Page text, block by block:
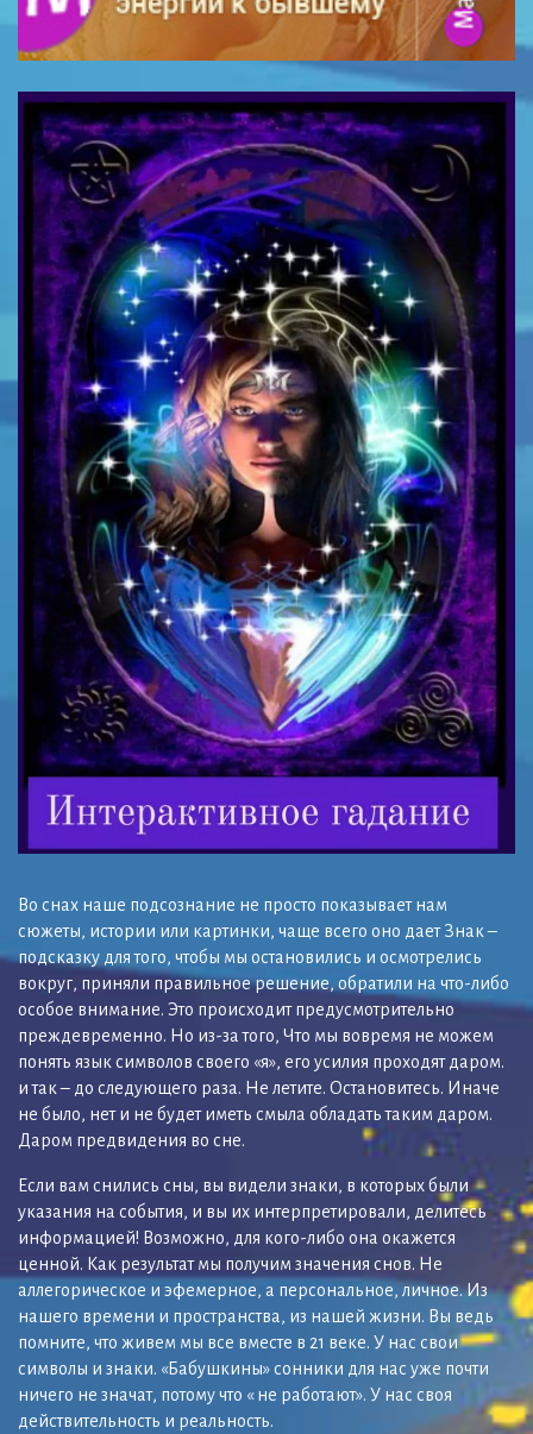
Во снах наше подсознание не просто показывает нам
сюжеты, истории или картинки, чаще всего оно дает Знак –
подсказку для того, чтобы мы остановились и осмотрелись
вокруг, приняли правильное решение, обратили на что-либо
особое внимание. Это происходит предусмотрительно
преждевременно. Но из-за того, Что мы вовремя не можем
понять язык символов своего «я», его усилия проходят даром.
и так – до следующего раза. Не летите. Остановитесь. Иначе
не было, нет и не будет иметь смыла обладать таким даром.
Даром предвидения во сне.
Если вам снились сны, вы видели знаки, в которых были
указания на события, и вы их интерпретировали, делитесь
информацией! Возможно, для кого-либо она окажется
ценной. Как результат мы получим значения снов. Не
аллегорическое и эфемерное, а персональное, личное. Из
нашего времени и пространства, из нашей жизни. Вы ведь
помните, что живем мы все вместе в 21 веке. У нас свои
символы и знаки. «Бабушкины» сонники для нас уже почти
ничего не значат, потому что « не работают». У нас своя
действительность и реальность.